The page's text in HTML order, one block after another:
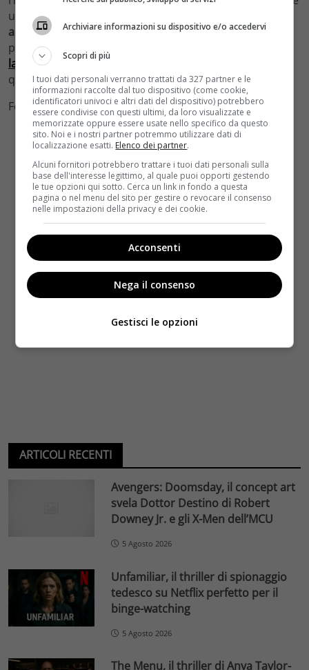
una bella novità. La Cucinotta invece
allontanata dal grande schermoe infatti è uscito
proprio qualche settimana fa
la trama ). Ma quali altri attori italiani troveremo in
questo film?
Foto by LaPresse/Lorenzo Masi
ARTICOLI RECENTI
Avengers: Doomsday, il concept art
svela Dottor Destino di Robert
Downey Jr. e gli X-Men dell’MCU
5 Agosto 2026
Unfamiliar, il thriller di spionaggio
tedesco su Netflix perfetto per il
binge-watching
5 Agosto 2026
The Menu, il thriller di Anya Taylor-
Archiviare informazioni su dispositivo e/o accedervi
Scopri di più
I tuoi dati personali verranno trattati da 327 partner e le
informazioni raccolte dal tuo dispositivo (come cookie,
identificatori univoci e altri dati del dispositivo) potrebbero
essere condivise con questi ultimi, da loro visualizzate e
memorizzate oppure essere usate nello specifico da questo
sito. Noi e i nostri partner potremmo utilizzare dati di
localizzazione esatti. Elenco dei partner.
Alcuni fornitori potrebbero trattare i tuoi dati personali sulla
base dell'interesse legittimo, al quale puoi opporti gestendo
le tue opzioni qui sotto. Cerca un link in fondo a questa
pagina o nel menu del sito per gestire o revocare il consenso
nelle impostazioni della privacy e dei cookie.
Acconsenti
Nega il consenso
Gestisci le opzioni